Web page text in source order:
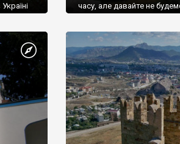
часу, але давайте не